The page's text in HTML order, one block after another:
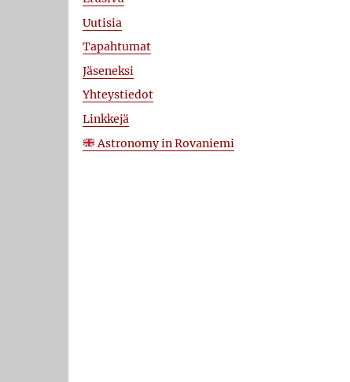
Uutisia
Tapahtumat
Jäseneksi
Yhteystiedot
Linkkejä
Astronomy in Rovaniemi